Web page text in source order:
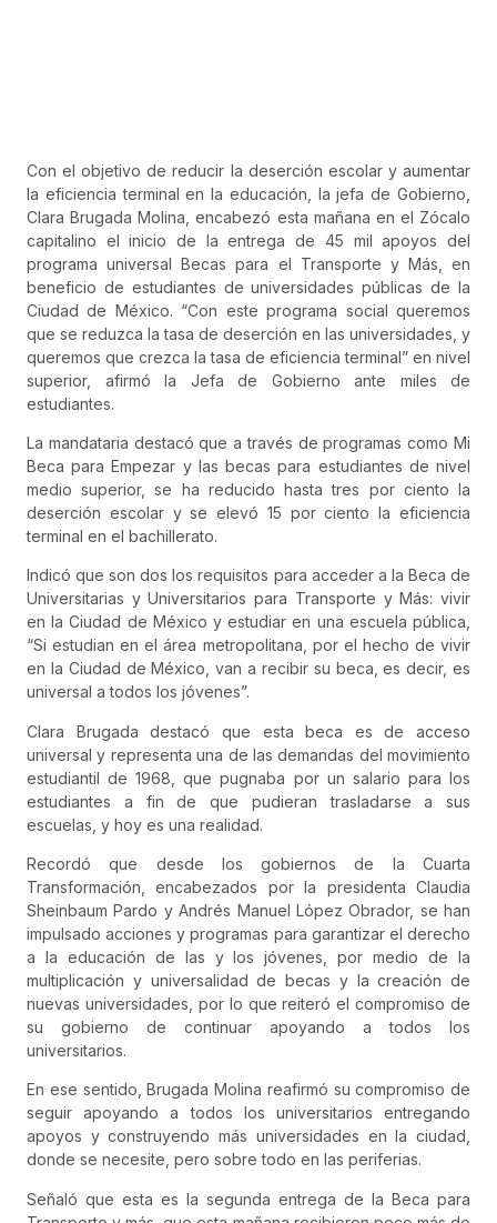
Con el objetivo de reducir la deserción escolar y aumentar
la eficiencia terminal en la educación, la jefa de Gobierno,
Clara Brugada Molina, encabezó esta mañana en el Zócalo
capitalino el inicio de la entrega de 45 mil apoyos del
programa universal Becas para el Transporte y Más, en
beneficio de estudiantes de universidades públicas de la
Ciudad de México. “Con este programa social queremos
que se reduzca la tasa de deserción en las universidades, y
queremos que crezca la tasa de eficiencia terminal” en nivel
superior, afirmó la Jefa de Gobierno ante miles de
estudiantes.
La mandataria destacó que a través de programas como Mi
Beca para Empezar y las becas para estudiantes de nivel
medio superior, se ha reducido hasta tres por ciento la
deserción escolar y se elevó 15 por ciento la eficiencia
terminal en el bachillerato.
Indicó que son dos los requisitos para acceder a la Beca de
Universitarias y Universitarios para Transporte y Más: vivir
en la Ciudad de México y estudiar en una escuela pública,
“Si estudian en el área metropolitana, por el hecho de vivir
en la Ciudad de México, van a recibir su beca, es decir, es
universal a todos los jóvenes”.
Clara Brugada destacó que esta beca es de acceso
universal y representa una de las demandas del movimiento
estudiantil de 1968, que pugnaba por un salario para los
estudiantes a fin de que pudieran trasladarse a sus
escuelas, y hoy es una realidad.
Recordó que desde los gobiernos de la Cuarta
Transformación, encabezados por la presidenta Claudia
Sheinbaum Pardo y Andrés Manuel López Obrador, se han
impulsado acciones y programas para garantizar el derecho
a la educación de las y los jóvenes, por medio de la
multiplicación y universalidad de becas y la creación de
nuevas universidades, por lo que reiteró el compromiso de
su gobierno de continuar apoyando a todos los
universitarios.
En ese sentido, Brugada Molina reafirmó su compromiso de
seguir apoyando a todos los universitarios entregando
apoyos y construyendo más universidades en la ciudad,
donde se necesite, pero sobre todo en las periferias.
Señaló que esta es la segunda entrega de la Beca para